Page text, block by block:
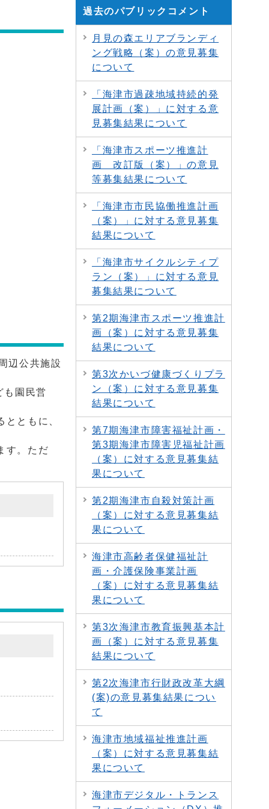
辺公共施設
も園民営
ともに、
す。ただ
過去のパブリックコメント
月見の森エリアブランディ
ング戦略（案）の意見募集
について
「海津市過疎地域持続的発
展計画（案）」に対する意
見募集結果について
「海津市スポーツ推進計
画 改訂版（案）」の意見
等募集結果について
「海津市市民協働推進計画
（案）」に対する意見募集
結果について
「海津市サイクルシティプ
ラン（案）」に対する意見
募集結果について
第2期海津市スポーツ推進計
画（案）に対する意見募集
結果について
第3次かいづ健康づくりプラ
ン（案）に対する意見募集
結果について
第7期海津市障害福祉計画・
第3期海津市障害児福祉計画
（案）に対する意見募集結
果について
第2期海津市自殺対策計画
（案）に対する意見募集結
果について
海津市高齢者保健福祉計
画・介護保険事業計画
（案）に対する意見募集結
果について
第3次海津市教育振興基本計
画（案）に対する意見募集
結果について
第2次海津市行財政改革大綱
(案)の意見募集結果につい
て
海津市地域福祉推進計画
（案）に対する意見募集結
果について
海津市デジタル・トランス